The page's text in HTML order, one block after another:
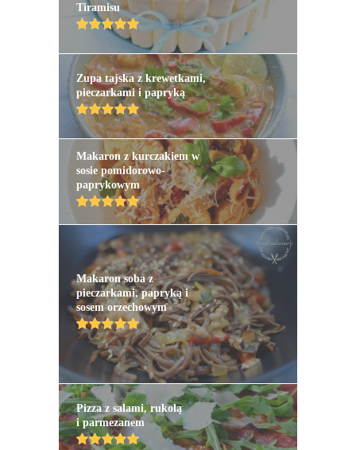
Tiramisu
Zupa tajska z krewetkami,
pieczarkami i papryką
Makaron z kurczakiem w
sosie pomidorowo-
paprykowym
Makaron soba z
pieczarkami, papryką i
sosem orzechowym
Pizza z salami, rukolą
i parmezanem